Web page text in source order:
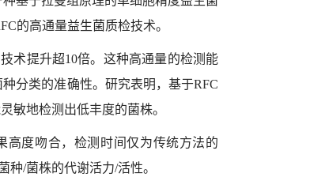
的高通量益生菌质检技术。
技术提升超10倍。这种高通量的检测能
分类的准确性。研究表明，基于RFC
敏地检测出低丰度的菌株。
高度吻合，检测时间仅为传统方法的
种/菌株的代谢活力/活性。